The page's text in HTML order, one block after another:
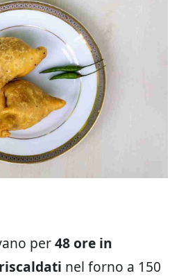
per48 ore in
riscaldati nel forno a 150